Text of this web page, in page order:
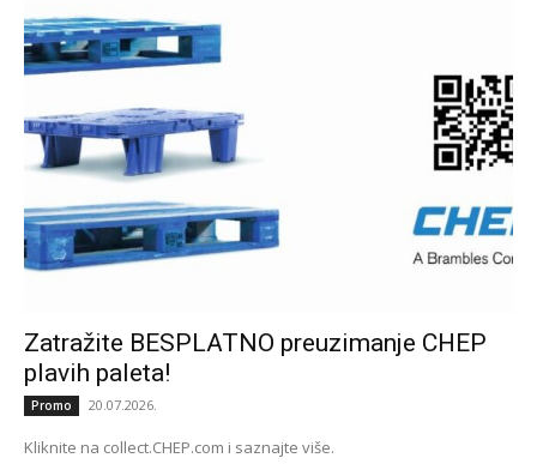
Zatražite BESPLATNO preuzimanje CHEP
plavih paleta!
Promo 20.07.2026.
Kliknite na collect.CHEP.com i saznajte više.